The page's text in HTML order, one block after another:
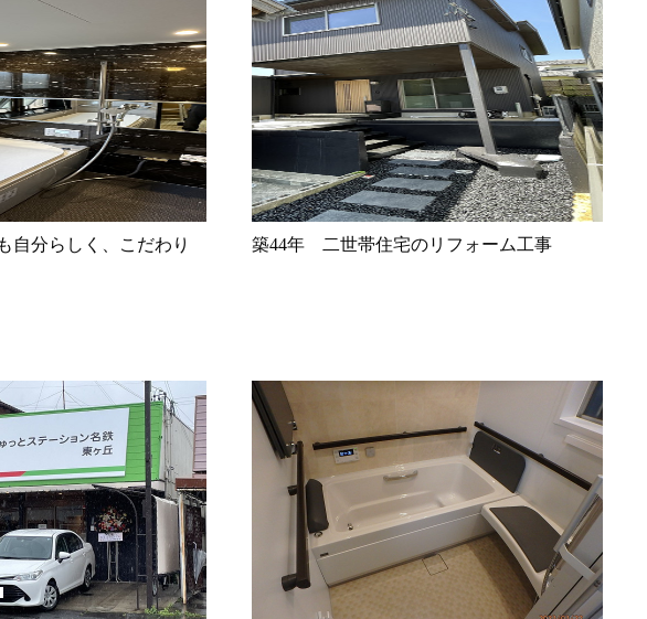
自分らしく、こだわり
築44年 二世帯住宅のリフォーム工事